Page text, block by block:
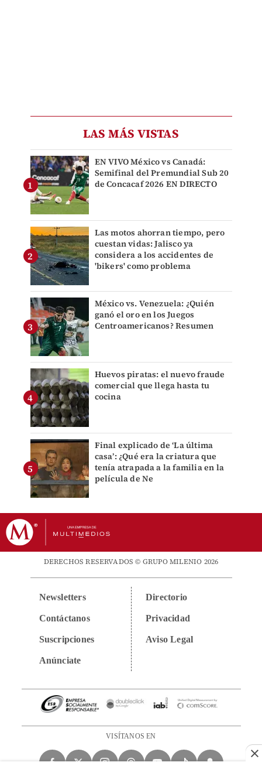
LAS MÁS VISTAS
EN VIVO México vs Canadá:
Semifinal del Premundial Sub 20
de Concacaf 2026 EN DIRECTO
Las motos ahorran tiempo, pero
cuestan vidas: Jalisco ya
considera a los accidentes de
'bikers' como problema
México vs. Venezuela: ¿Quién
ganó el oro en los Juegos
Centroamericanos? Resumen
Huevos piratas: el nuevo fraude
comercial que llega hasta tu
cocina
Final explicado de ‘La última
casa’: ¿Qué era la criatura que
tenía atrapada a la familia en la
película de Ne
DERECHOS RESERVADOS © GRUPO MILENIO 2026
Newsletters
Contáctanos
Suscripciones
Anúnciate
Directorio
Privacidad
Aviso Legal
VISÍTANOS EN